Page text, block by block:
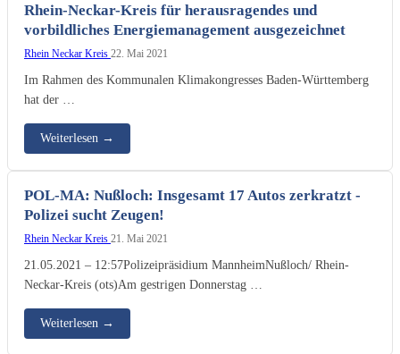
Rhein-Neckar-Kreis für herausragendes und
vorbildliches Energiemanagement ausgezeichnet
Rhein Neckar Kreis 22. Mai 2021
Im Rahmen des Kommunalen Klimakongresses Baden-Württemberg
hat der …
Weiterlesen →
POL-MA: Nußloch: Insgesamt 17 Autos zerkratzt -
Polizei sucht Zeugen!
Rhein Neckar Kreis 21. Mai 2021
21.05.2021 – 12:57Polizeipräsidium MannheimNußloch/ Rhein-
Neckar-Kreis (ots)Am gestrigen Donnerstag …
Weiterlesen →